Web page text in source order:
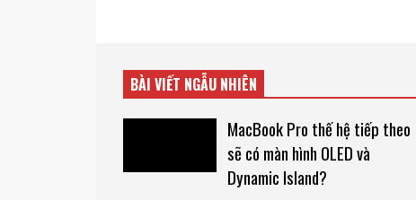
BÀI VIẾT NGẪU NHIÊN
MacBook Pro thế hệ tiếp theo
sẽ có màn hình OLED và
Dynamic Island?